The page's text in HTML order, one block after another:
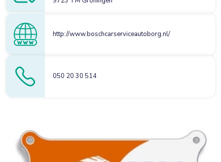
http://www.boschcarserviceautoborg.nl/
050 20 30 514